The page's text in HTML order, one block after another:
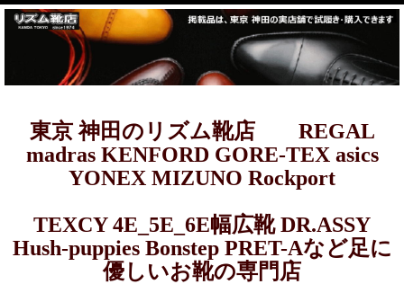
東京 神田のリズム靴店 REGAL
madras KENFORD GORE-TEX asics
YONEX MIZUNO Rockport
TEXCY 4E_5E_6E幅広靴 DR.ASSY
Hush-puppies Bonstep PRET-Aなど足に
優しいお靴の専門店